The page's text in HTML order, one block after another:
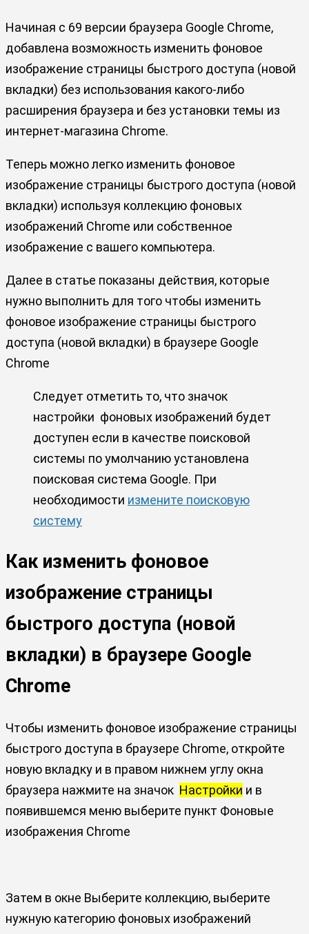
Начиная с 69 версии браузера Google Chrome,
добавлена возможность изменить фоновое
изображение страницы быстрого доступа (новой
вкладки) без использования какого-либо
расширения браузера и без установки темы из
интернет-магазина Chrome.
Теперь можно легко изменить фоновое
изображение страницы быстрого доступа (новой
вкладки) используя коллекцию фоновых
изображений Chrome или собственное
изображение с вашего компьютера.
Далее в статье показаны действия, которые
нужно выполнить для того чтобы изменить
фоновое изображение страницы быстрого
доступа (новой вкладки) в браузере Google
Chrome
Следует отметить то, что значок
настройки фоновых изображений будет
доступен если в качестве поисковой
системы по умолчанию установлена
поисковая система Google. При
необходимости измените поисковую
систему
Как изменить фоновое
изображение страницы
быстрого доступа (новой
вкладки) в браузере Google
Chrome
Чтобы изменить фоновое изображение страницы
быстрого доступа в браузере Chrome, откройте
новую вкладку и в правом нижнем углу окна
браузера нажмите на значок Настройки и в
появившемся меню выберите пункт Фоновые
изображения Chrome
Затем в окне Выберите коллекцию, выберите
нужную категорию фоновых изображений